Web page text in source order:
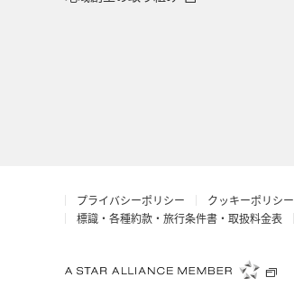
プライバシーポリシー クッキーポリシー
標識・各種約款・旅行条件書・取扱料金表